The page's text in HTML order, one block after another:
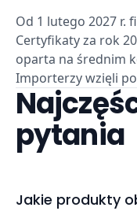
Od 1 lutego 2027 r.
Certyfikaty za rok
oparta na średnim
Importerzy wzięli
pytania
Jakie produkty